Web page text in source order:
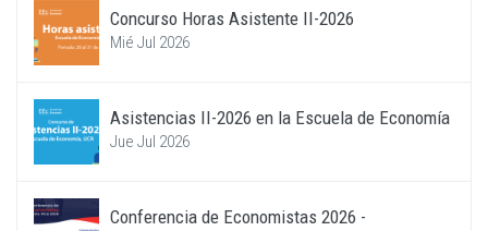
Concurso Horas Asistente II-2026
Mié Jul 2026
Asistencias II-2026 en la Escuela de Economía
Jue Jul 2026
Conferencia de Economistas 2026 -